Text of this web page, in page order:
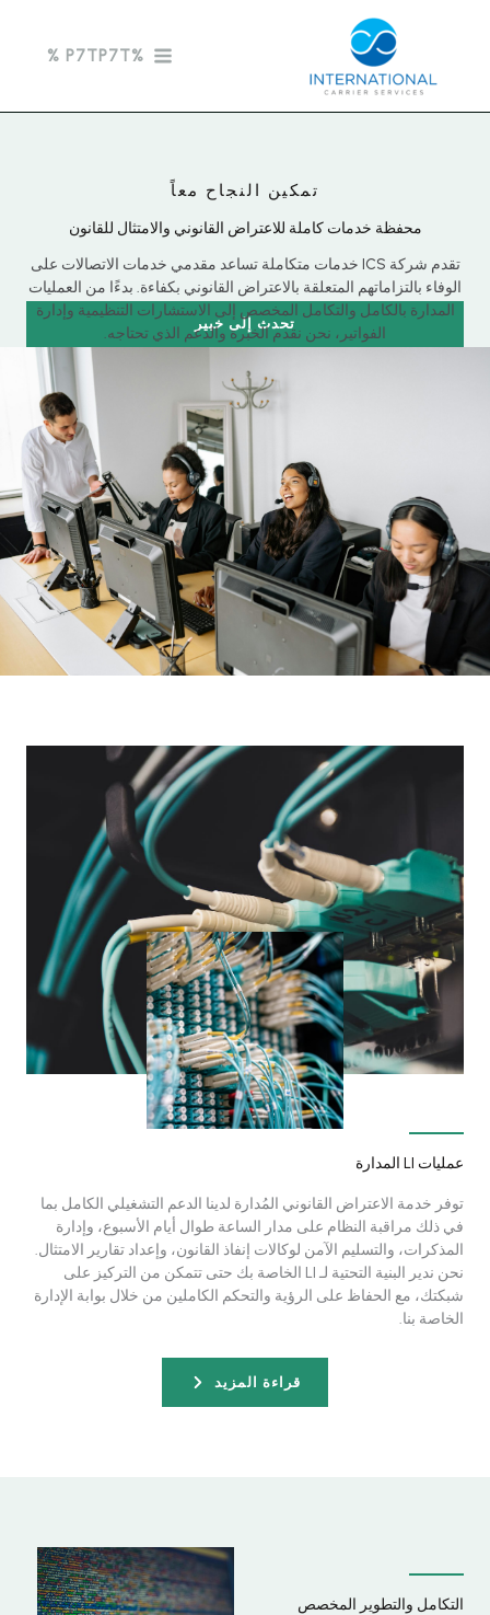
%P7TP7T %
تمكين النجاح معاً
محفظة خدمات كاملة للاعتراض القانوني والامتثال للقانون
تقدم شركة ICS خدمات متكاملة تساعد مقدمي خدمات الاتصالات على
الوفاء بالتزاماتهم المتعلقة بالاعتراض القانوني بكفاءة. بدءًا من العمليات
المدارة بالكامل والتكامل المخصص إلى الاستشارات التنظيمية وإدارة
الفواتير، نحن نقدم الخبرة والدعم الذي تحتاجه.
تحدث إلى خبير
عمليات LI المدارة
توفر خدمة الاعتراض القانوني المُدارة لدينا الدعم التشغيلي الكامل بما
في ذلك مراقبة النظام على مدار الساعة طوال أيام الأسبوع، وإدارة
المذكرات، والتسليم الآمن لوكالات إنفاذ القانون، وإعداد تقارير الامتثال.
نحن ندير البنية التحتية لـ LI الخاصة بك حتى تتمكن من التركيز على
شبكتك، مع الحفاظ على الرؤية والتحكم الكاملين من خلال بوابة الإدارة
الخاصة بنا.
قراءة المزيد
التكامل والتطوير المخصص